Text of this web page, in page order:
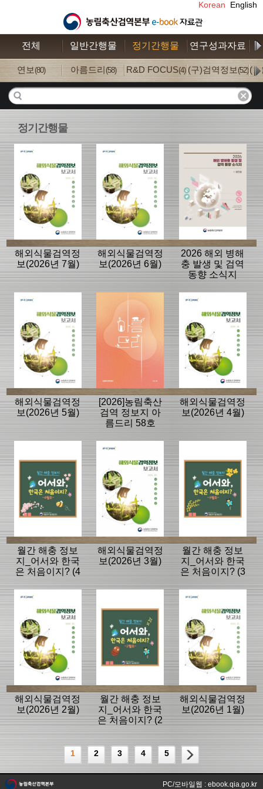
Korean English
전체 일반간행물 정기간행물 연구성과자료
연보(80) 아름드리(58) R&D FOCUS(4) (구)검역정보 (52) (
정기간행물
해외식물검역정
보(2026년 7월)
해외식물검역정
보(2026년 6월)
2026 해외 병해
충 발생 및 검역
동향 소식지
해외식물검역정
보(2026년 5월)
[2026]농림축산
검역 정보지 아
름드리 58호
해외식물검역정
보(2026년 4월)
월간 해충 정보
지_어서와 한국
은 처음이지? (4
해외식물검역정
보(2026년 3월)
월간 해충 정보
지_어서와 한국
은 처음이지? (3
해외식물검역정
보(2026년 2월)
월간 해충 정보
지_어서와 한국
은 처음이지? (2
해외식물검역정
보(2026년 1월)
1 2 3 4 5
PC/모바일웹 : ebook.qia.go.kr